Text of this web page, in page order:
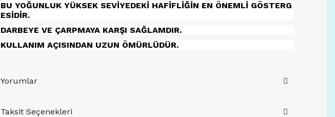
BU YOĞUNLUK YÜKSEK SEVİYEDEKİ HAFİFLİĞİN EN ÖNEMLİ GÖSTERG
ESİDİR.
DARBEYE VE ÇARPMAYA KARŞI SAĞLAMDIR.
KULLANIM AÇISINDAN UZUN ÖMÜRLÜDÜR.
Yorumlar
Taksit Seçenekleri